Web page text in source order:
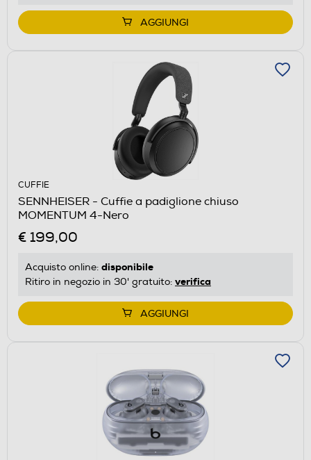
AGGIUNGI
CUFFIE
SENNHEISER - Cuffie a padiglione chiuso
MOMENTUM 4-Nero
€ 199,00
Acquisto online: disponibile
Ritiro in negozio in 30' gratuito: verifica
AGGIUNGI